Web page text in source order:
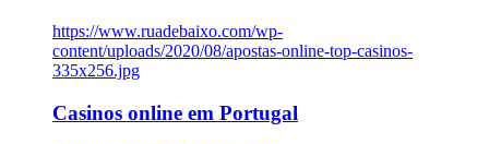
https://www.ruadebaixo.com/wp-
content/uploads/2020/08/apostas-online-top-casinos-
335x256.jpg
Casinos online em Portugal